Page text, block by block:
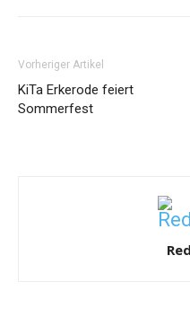
Vorheriger Artikel
KiTa Erkerode feiert
Sommerfest